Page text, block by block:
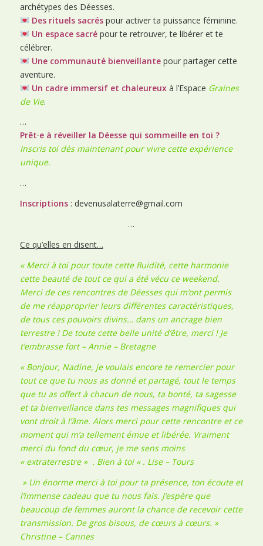
archétypes des Déesses.
Des rituels sacréspour activer ta puissance féminine.
Un espace sacrépour te retrouver, te libérer et te
célébrer.
Une communauté bienveillantepour partager cette
aventure.
Un cadre immersif et chaleureuxà l’Espace Graines
de Vie.
…
Prêt·e à réveiller la Déesse qui sommeille en toi ?
Inscris toi dès maintenant pour vivre cette expérience
unique.
…
Inscriptions: devenusalaterre@gmail.com
…
Ce qu’elles en disent…
« Merci à toi pour toute cette fluidité, cette harmonie
cette beauté de tout ce qui a été vécu ce weekend.
Merci de ces rencontres de Déesses qui m’ont permis
de me réapproprier leurs différentes caractéristiques,
de tous ces pouvoirs divins… dans un ancrage bien
terrestre ! De toute cette belle unité d’être, merci ! Je
t’embrasse fort – Annie – Bretagne
« Bonjour, Nadine, je voulais encore te remercier pour
tout ce que tu nous as donné et partagé, tout le temps
que tu as offert à chacun de nous, ta bonté, ta sagesse
et ta bienveillance dans tes messages magnifiques qui
vont droit à l’âme. Alors merci pour cette rencontre et ce
moment qui m’a tellement émue et libérée. Vraiment
merci du fond du cœur, je me sens moins
« extraterrestre » . Bien à toi « . Lise – Tours
» Un énorme merci à toi pour ta présence, ton écoute et
l’immense cadeau que tu nous fais. J’espère que
beaucoup de femmes auront la chance de recevoir cette
transmission. De gros bisous, de cœurs à cœurs. »
Christine – Cannes